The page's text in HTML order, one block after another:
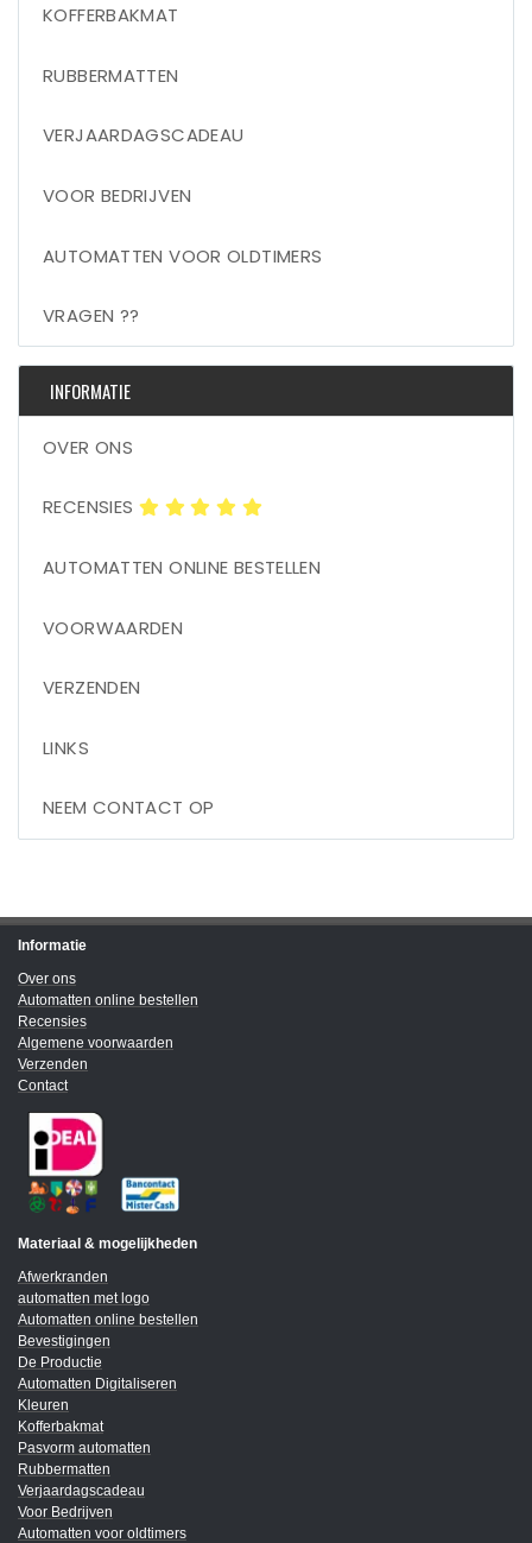
KOFFERBAKMAT
RUBBERMATTEN
VERJAARDAGSCADEAU
VOOR BEDRIJVEN
AUTOMATTEN VOOR OLDTIMERS
VRAGEN ??
INFORMATIE
OVER ONS
RECENSIES
AUTOMATTEN ONLINE BESTELLEN
VOORWAARDEN
VERZENDEN
LINKS
NEEM CONTACT OP
Informatie
Over ons
Automatten online bestellen
Recensies
Algemene voorwaarden
Verzenden
Contact
Materiaal & mogelijkheden
Afwerkranden
automatten met logo
Automatten online bestellen
Bevestigingen
De Productie
Automatten Digitaliseren
Kleuren
Kofferbakmat
Pasvorm automatten
Rubbermatten
Verjaardagscadeau
Voor Bedrijven
Automatten voor oldtimers